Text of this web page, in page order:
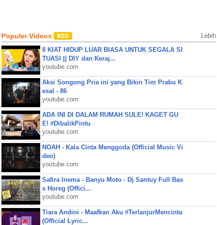
Populer Videos Lebih
8 KIAT HIDUP LUAR BIASA UNTUK SEGALA SI
TUASI || DIY dan Keraj...
youtube.com
Aksi Songong Pria ini yang Bikin Tim Prabu K
esal - 86
youtube.com
ADA INI DI DALAM RUMAH SULE! KAGET GU
E! #DibalikPintu
youtube.com
NOAH - Kala Cinta Menggoda (Official Music Vi
deo)
youtube.com
Safira Inema - Banyu Moto - Dj Santuy Full Bas
s Horeg (Offici...
youtube.com
Tiara Andini - Maafkan Aku #TerlanjurMencinta
(Official Lyric...